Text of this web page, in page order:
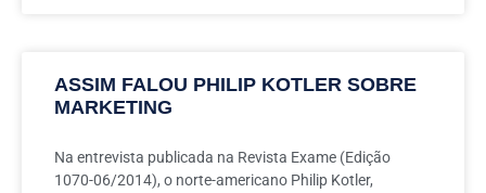
ASSIM FALOU PHILIP KOTLER SOBRE
MARKETING
Na entrevista publicada na Revista Exame (Edição
1070-06/2014), o norte-americano Philip Kotler,